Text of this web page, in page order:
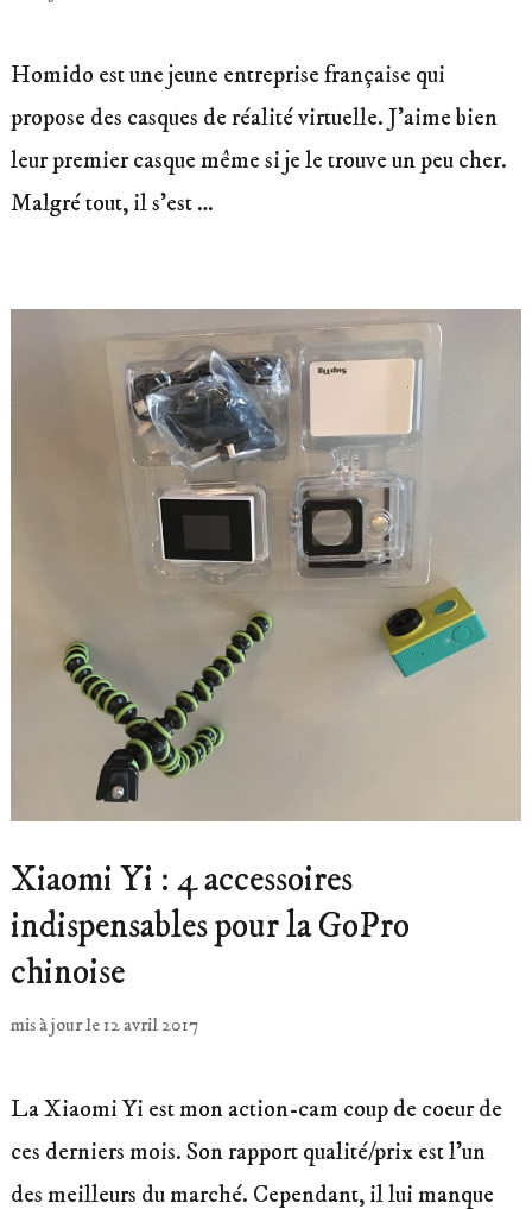
Homido est une jeune entreprise française qui
propose des casques de réalité virtuelle. J’aime bien
leur premier casque même si je le trouve un peu cher.
Malgré tout, il s’est …
Xiaomi Yi : 4 accessoires
indispensables pour la GoPro
chinoise
mis à jour le12 avril 2017
La Xiaomi Yi est mon action-cam coup de coeur de
ces derniers mois. Son rapport qualité/prix est l’un
des meilleurs du marché. Cependant, il lui manque